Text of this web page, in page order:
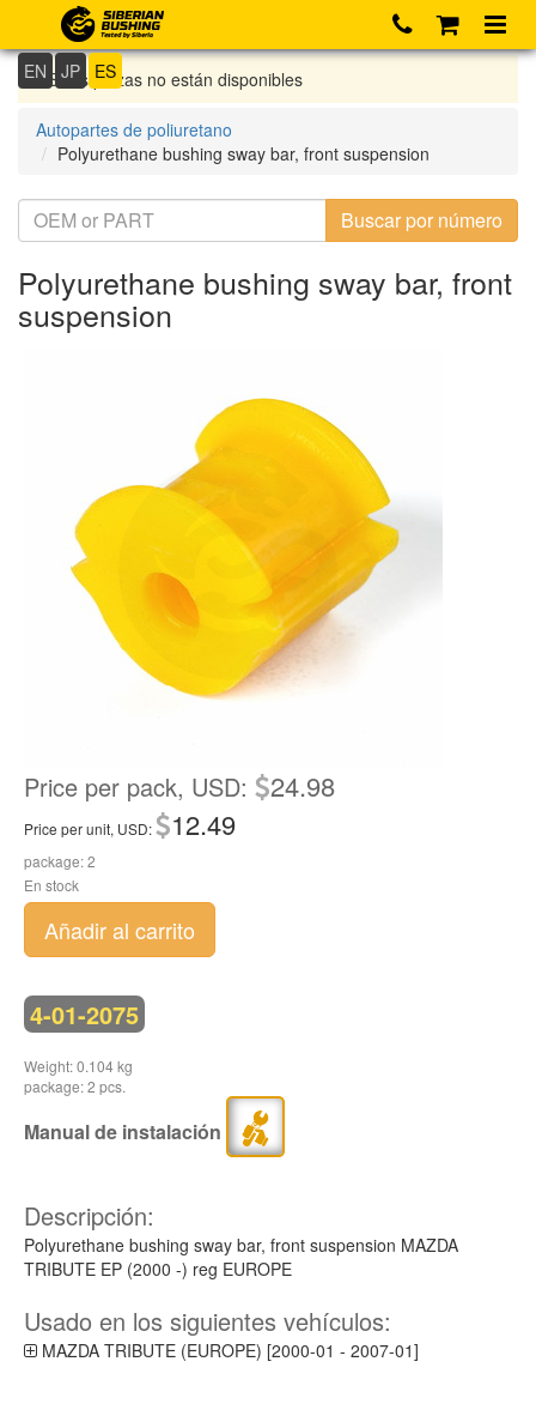
EN JP ES
Si las piezas no están disponibles
Autopartes de poliuretano
Polyurethane bushing sway bar, front suspension
Polyurethane bushing sway bar, front
suspension
Price per pack, USD: 24.98
Price per unit, USD: 12.49
package: 2
En stock
Añadir al carrito
4-01-2075
Weight: 0.104 kg
package: 2 pcs.
Manual de instalación
Descripción:
Polyurethane bushing sway bar, front suspension MAZDA
TRIBUTE EP (2000 -) reg EUROPE
Usado en los siguientes vehículos:
MAZDA TRIBUTE (EUROPE) [2000-01 - 2007-01]